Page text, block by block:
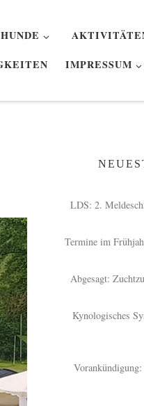
IMPRESSUM
LDS: 2.
Termine im
Abgesagt:
Kynologisches